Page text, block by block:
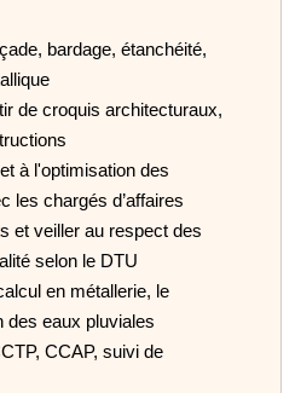
bardage, étanchéité,
de croquis architecturaux,
à l'optimisation des
les chargés d’affaires
et veiller au respect des
selon le DTU
en métallerie, le
des eaux pluviales
CCAP, suivi de